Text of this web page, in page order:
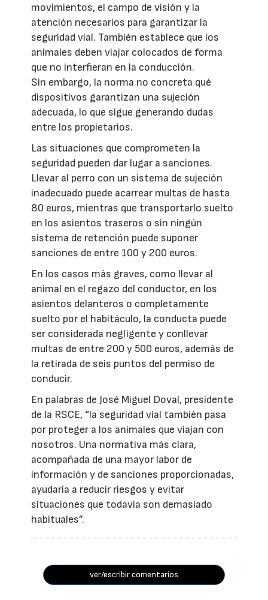
movimientos, el campo de visión y la
atención necesarios para garantizar la
seguridad vial. También establece que los
animales deben viajar colocados de forma
que no interfieran en la conducción.
Sin embargo, la norma no concreta qué
dispositivos garantizan una sujeción
adecuada, lo que sigue generando dudas
entre los propietarios.
Las situaciones que comprometen la
seguridad pueden dar lugar a sanciones.
Llevar al perro con un sistema de sujeción
inadecuado puede acarrear multas de hasta
80 euros, mientras que transportarlo suelto
en los asientos traseros o sin ningún
sistema de retención puede suponer
sanciones de entre 100 y 200 euros.
En los casos más graves, como llevar al
animal en el regazo del conductor, en los
asientos delanteros o completamente
suelto por el habitáculo, la conducta puede
ser considerada negligente y conllevar
multas de entre 200 y 500 euros, además de
la retirada de seis puntos del permiso de
conducir.
En palabras de José Miguel Doval, presidente
de la RSCE, “la seguridad vial también pasa
por proteger a los animales que viajan con
nosotros. Una normativa más clara,
acompañada de una mayor labor de
información y de sanciones proporcionadas,
ayudaría a reducir riesgos y evitar
situaciones que todavía son demasiado
habituales”.
ver/escribir comentarios